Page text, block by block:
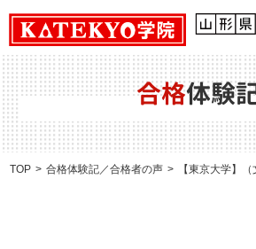
合格体験
TOP 合格体験記／合格者の声 【東京大学】